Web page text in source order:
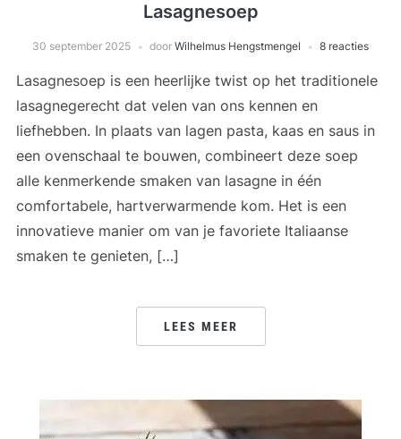
Lasagnesoep
30 september 2025 door Wilhelmus Hengstmengel 8 reacties
Lasagnesoep is een heerlijke twist op het traditionele
lasagnegerecht dat velen van ons kennen en
liefhebben. In plaats van lagen pasta, kaas en saus in
een ovenschaal te bouwen, combineert deze soep
alle kenmerkende smaken van lasagne in één
comfortabele, hartverwarmende kom. Het is een
innovatieve manier om van je favoriete Italiaanse
smaken te genieten, […]
LEES MEER